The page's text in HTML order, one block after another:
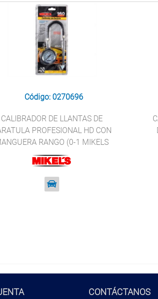
Código: 0270696
CALIBRADOR DE LLANTAS DE
PROFESIONAL HD CON
RANGO (0-1 MIKELS
CCPM-160
CONTÁCTANOS